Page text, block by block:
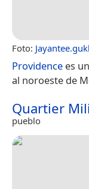
Foto:
Providence es
al noroeste de
Quartier
pueblo